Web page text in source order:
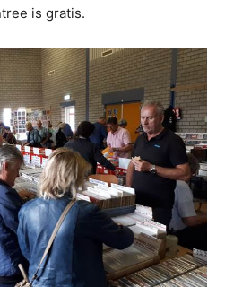
is gratis.